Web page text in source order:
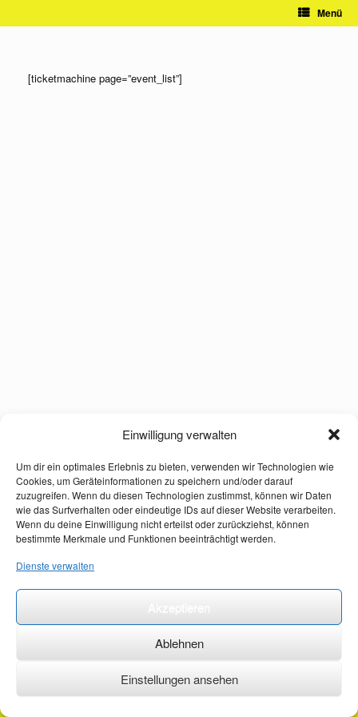
Einwilligung verwalten
Um dir ein optimales Erlebnis zu bieten, verwenden wir Technologien wie
Cookies, um Geräteinformationen zu speichern und/oder darauf
zuzugreifen. Wenn du diesen Technologien zustimmst, können wir Daten
wie das Surfverhalten oder eindeutige IDs auf dieser Website verarbeiten.
Wenn du deine Einwilligung nicht erteilst oder zurückziehst, können
bestimmte Merkmale und Funktionen beeinträchtigt werden.
Dienste verwalten
Ablehnen
Einstellungen ansehen
Menü
[ticketmachine page=”event_list”]
©2026 ·erstehilfekurs-mauch.de ·AGB ·Datenschutzerklärung ·Impressum ·